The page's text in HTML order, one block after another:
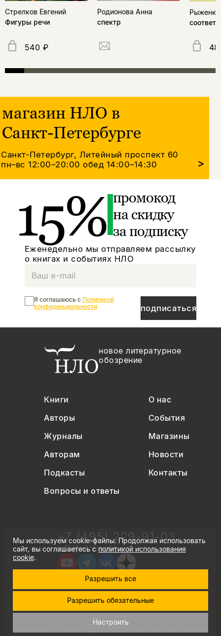
Стрелков Евгений
Фигуры речи
540 ₽
Родионова Анна
спектр
магазин НЛО в
Санкт-Петербурге
Санкт-Петербург, Литейный проспект 60
пн–вс 12:00–20:00обед 14:00–14:30 >
15% промокод
на скидку
за подписку
Еженедельно мы отправляем рассылку
о книгах и событиях НЛО
подписаться
Я соглашаюсь с Политикой
конфиденциальности
новое литературное
обозрение
Книги
О нас
Авторы
События
Журналы
Магазины
Авторам
Новости
Подкасты
Контакты
Вопросы и ответы
+7 (495) 229-91-03
info@nlobooks.ru
© Новое литературное обозрение. 2026
правила продажи товаров
политика в области персональных данных
политика использования cookie
согласие на обработку персональных данных
Мы используем cookie-файлы. Продолжая использовать
сайт, вы соглашаетесь сполитикой использования
cookie.
Разрешить все
Разрешить обязательные
Настроить